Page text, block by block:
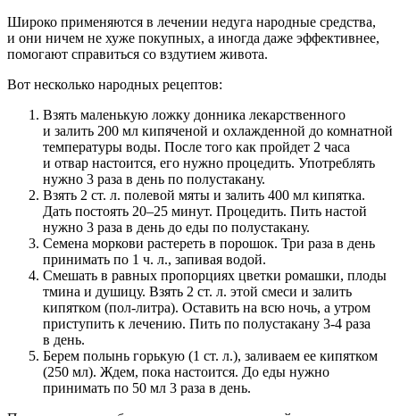
Широко применяются в лечении недуга народные средства,
и они ничем не хуже покупных, а иногда даже эффективнее,
помогают справиться со вздутием живота.
Вот несколько народных рецептов:
Взять маленькую ложку донника лекарственного
и залить 200 мл кипяченой и охлажденной до комнатной
температуры воды. После того как пройдет 2 часа
и отвар настоится, его нужно процедить. Употреблять
нужно 3 раза в день по полустакану.
Взять 2 ст. л. полевой мяты и залить 400 мл кипятка.
Дать постоять 20–25 минут. Процедить. Пить настой
нужно 3 раза в день до еды по полустакану.
Семена моркови растереть в порошок. Три раза в день
принимать по 1 ч. л., запивая водой.
Смешать в равных пропорциях цветки ромашки, плоды
тмина и душицу. Взять 2 ст. л. этой смеси и залить
кипятком (пол-литра). Оставить на всю ночь, а утром
приступить к лечению. Пить по полустакану 3-4 раза
в день.
Берем полынь горькую (1 ст. л.), заливаем ее кипятком
(250 мл). Ждем, пока настоится. До еды нужно
принимать по 50 мл 3 раза в день.